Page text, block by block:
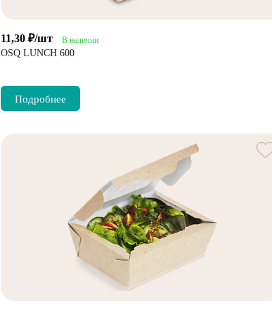
11,30 ₽/шт В наличии
OSQ LUNCH 600
Подробнее